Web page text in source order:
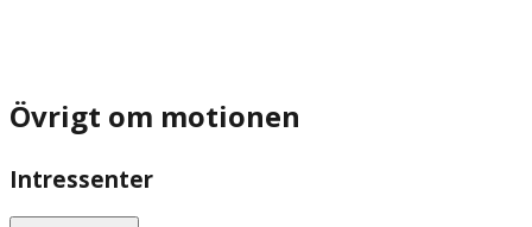
Övrigt om motionen
Intressenter